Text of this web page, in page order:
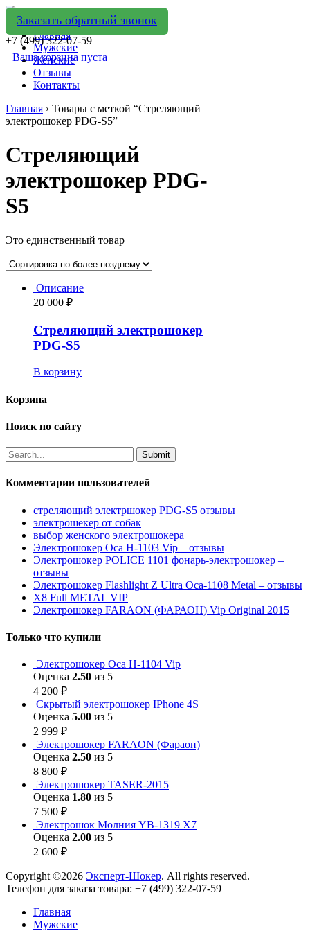
Заказать обратный звонок
+7 (499) 322-07-59
Ваша корзина пуста
Главная
Мужские
Женские
Отзывы
Контакты
Главная › Товары с меткой “Стреляющий
электрошокер PDG-S5”
Стреляющий
электрошокер PDG-
S5
Это единственный товар
Описание
20 000 ₽
Стреляющий электрошокер
PDG-S5
В корзину
Корзина
Поиск по сайту
Комментарии пользователей
стреляющий электршокер PDG-S5 отзывы
электрошекер от собак
выбор женского электрошокера
Электрошокер Оса H-1103 Vip – отзывы
Электрошокер POLICE 1101 фонарь-электрошокер –
отзывы
Электрошокер Flashlight Z Ultra Оса-1108 Metal – отзывы
Х8 Full METAL VIP
Электрошокер FARAON (ФАРАОН) Vip Original 2015
Только что купили
Электрошокер Оса H-1104 Vip
Оценка 2.50 из 5
4 200 ₽
Скрытый электрошокер IPhone 4S
Оценка 5.00 из 5
2 999 ₽
Электрошокер FARAON (Фараон)
Оценка 2.50 из 5
8 800 ₽
Электрошокер TASER-2015
Оценка 1.80 из 5
7 500 ₽
Электрошок Молния YB-1319 Х7
Оценка 2.00 из 5
2 600 ₽
Copyright ©2026 Эксперт-Шокер. All rights reserved.
Телефон для заказа товара: +7 (499) 322-07-59
Главная
Мужские